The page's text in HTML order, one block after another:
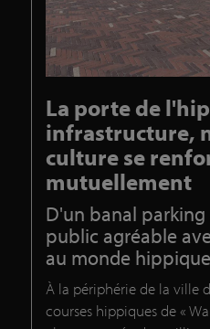
La porte de
infrastructure,
culture se
mutuellement
D'un banal parking
public agréable
au monde hippique
À la périphérie de la ville
courses hippiques de «